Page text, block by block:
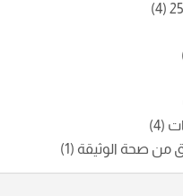
(4)
(4)
من صحة الوثيقة (1)